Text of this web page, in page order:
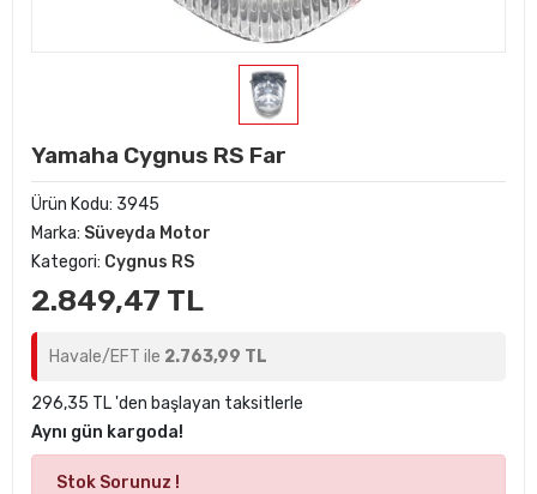
Yamaha Cygnus RS Far
Ürün Kodu: 3945
Marka: Süveyda Motor
Kategori: Cygnus RS
2.849,47 TL
Havale/EFT ile 2.763,99 TL
296,35 TL 'den başlayan taksitlerle
Aynı gün kargoda!
Stok Sorunuz !